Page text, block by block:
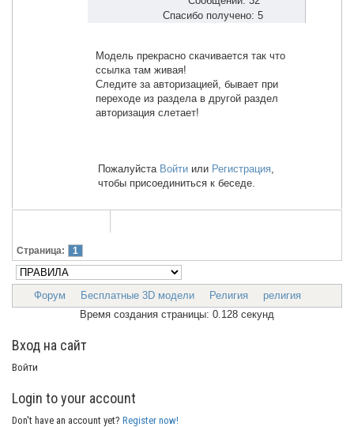
Спасибо получено: 5
Модель прекрасно скачивается так что
ссылка там живая!
Следите за авторизацией, бывает при
переходе из раздела в другой раздел
авторизация слетает!
Пожалуйста Войти или Регистрация,
чтобы присоединиться к беседе.
Страница: 1
Форум Бесплатные 3D модели Религия
религия
Время создания страницы: 0.128 секунд
Вход на сайт
Войти
Login to your account
Don't have an account yet? Register now!